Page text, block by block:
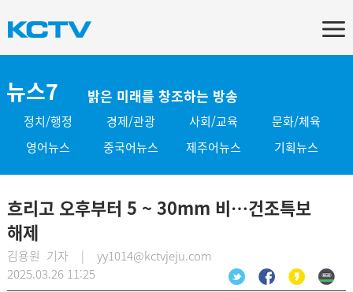
뉴스7 밝은 미래를 창조하는 방송
정치/행정 경제/관광 사회/교육
문화/체육
영어뉴스
중국어뉴스 제주어뉴스 기획뉴스
흐리고 오후부터 5 ~ 30mm 비…건조특보
해제
김용원 기자 | yy1014@kctvjeju.com
2025.03.26 11:25